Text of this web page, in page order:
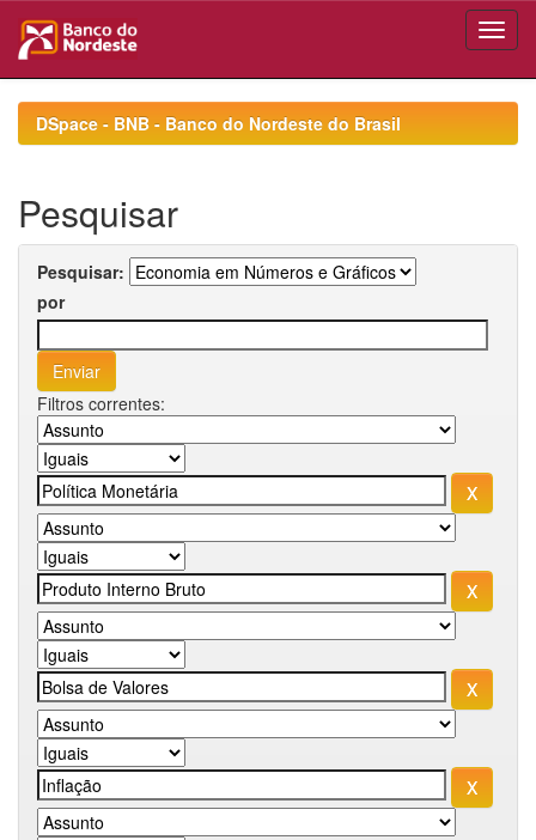
navigationDSpace - BNB - Banco do Nordeste do Brasil
Pesquisar
Pesquisar:
por
Filtros correntes: